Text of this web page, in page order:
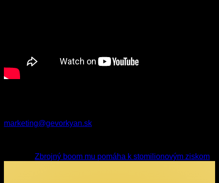
marketing@gevorkyan.sk
Zbrojný boom mu pomáha k stomilionovým ziskom